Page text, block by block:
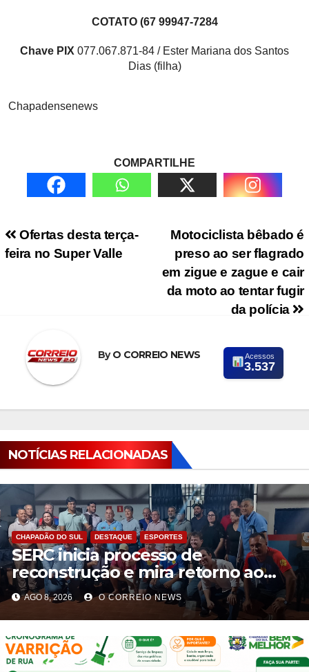
COTATO (67 99947-7284
Chave PIX 077.067.871-84 / Ester Mariana dos Santos
Dias (filha)
Chapadensenews
COMPARTILHE
Navegação de PostMotociclista bêbado é
preso ao ser flagrado
em zigue e zague e cair
da moto ao tentar fugir
da polícia
Ofertas desta terça-
feira no Super Valle
ByO CORREIO NEWS Acessos
3.537
NOTÍCIAS RELACIONADAS
CHAPADÃO DO SUL DESTAQUE ESPORTES
SERC inicia processo de
reconstrução e mira retorno ao
futebol profissional em Chapadão
do Sul
AGO 8, 2026 O CORREIO NEWS